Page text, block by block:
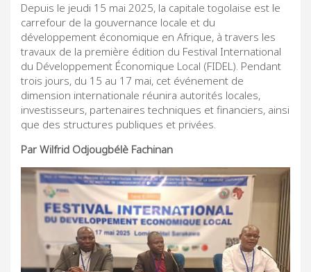
Depuis le jeudi 15 mai 2025, la capitale togolaise est le
carrefour de la gouvernance locale et du
développement économique en Afrique, à travers les
travaux de la première édition du Festival International
du Développement Économique Local (FIDEL). Pendant
trois jours, du 15 au 17 mai, cet événement de
dimension internationale réunira autorités locales,
investisseurs, partenaires techniques et financiers, ainsi
que des structures publiques et privées.
Par Wilfrid Odjougbélè Fachinan